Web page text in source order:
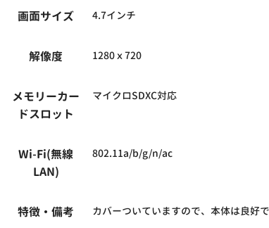
画面サイズ 4.7インチ
解像度 1280ｘ720
メモリーカー
ドスロット
マイクロSDXC対応
Wi-Fi(無線
LAN)
802.11a/b/g/n/ac
特徴・備考 カバーついていますので、本体は良好で